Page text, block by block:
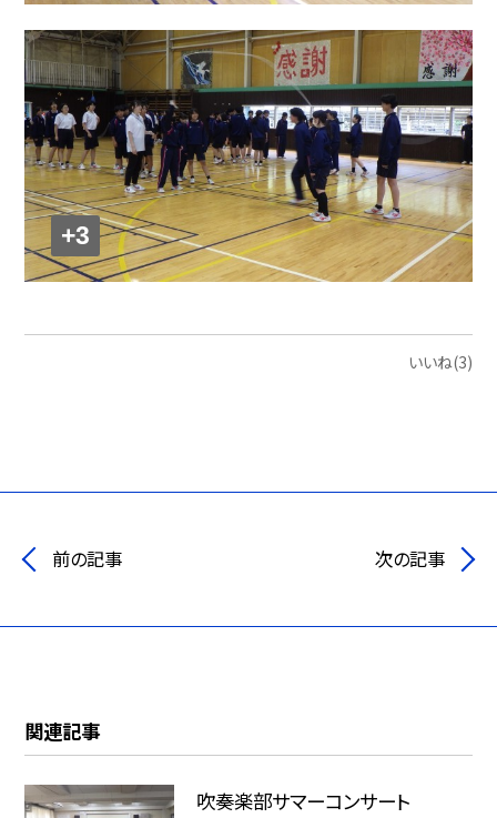
+3
いいね(3)
前の記事 次の記事
関連記事
吹奏楽部サマーコンサート